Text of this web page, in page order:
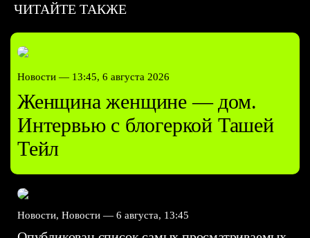
ЧИТАЙТЕ ТАКЖЕ
Новости — 13:45, 6 августа 2026
Женщина женщине — дом.
Интервью с блогеркой Ташей
Тейл
Новости, Новости — 6 августа, 13:45